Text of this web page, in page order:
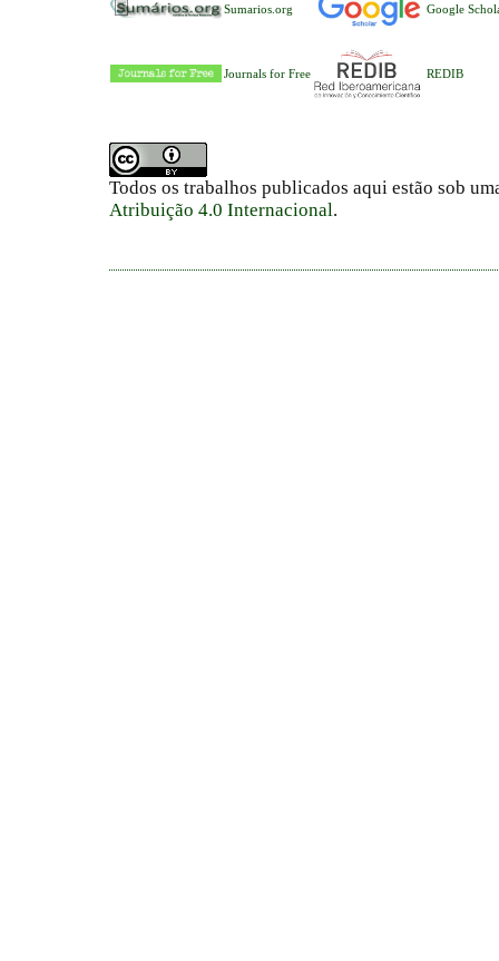
Sumarios.org Google
Journals for Free REDIB
Todos os trabalhos publicados aqui estão sob
Atribuição 4.0 Internacional.